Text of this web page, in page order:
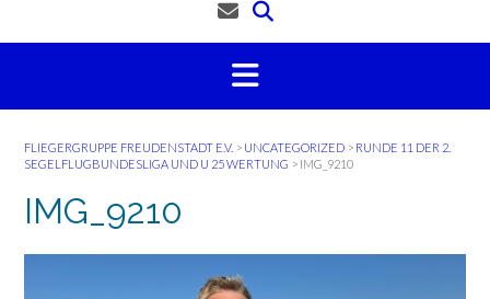
FLIEGERGRUPPE FREUDENSTADT E.V. > UNCATEGORIZED > RUNDE 11 DER 2.
SEGELFLUGBUNDESLIGA UND U 25 WERTUNG > IMG_9210
IMG_9210